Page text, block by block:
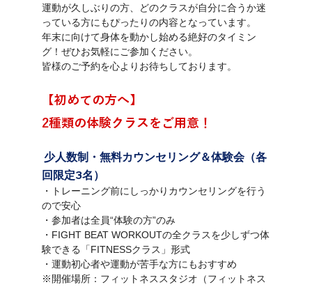
運動が久しぶりの方、どのクラスが自分に合うか迷
っている方にもぴったりの内容となっています。
年末に向けて身体を動かし始める絶好のタイミン
グ！ぜひお気軽にご参加ください。
皆様のご予約を心よりお待ちしております。
【初めての方へ】
2種類の体験クラスをご用意！
回限定3名）
・トレーニング前にしっかりカウンセリングを行う
ので安心
・参加者は全員“体験の方”のみ
・FIGHT BEAT WORKOUTの全クラスを少しずつ体
験できる「FITNESSクラス」形式
・運動初心者や運動が苦手な方にもおすすめ
※開催場所：フィットネススタジオ（フィットネス